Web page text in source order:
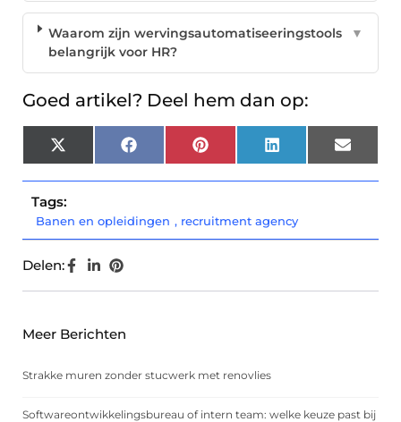
Waarom zijn wervingsautomatiseeringstools
belangrijk voor HR?
▼
Goed artikel? Deel hem dan op:
X
(Twitter)
Facebook Pinterest LinkedIn Email
Tags:
Banen en opleidingen , recruitment agency
Delen:
Meer Berichten
Strakke muren zonder stucwerk met renovlies
Softwareontwikkelingsbureau of intern team: welke keuze past bij